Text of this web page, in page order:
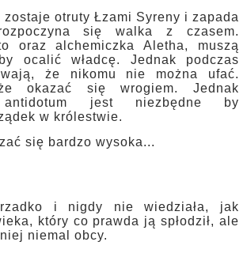
zostaje otruty Łzami Syreny i zapada
się walka z czasem.
oraz alchemiczka Aletha, muszą
ocalić władcę. Jednak podczas
że nikomu nie można ufać.
okazać się wrogiem. Jednak
antidotum jest niezbędne by
w królestwie.
się bardzo wysoka...
i nigdy nie wiedziała, jak
który co prawda ją spłodził, ale
niemal obcy.